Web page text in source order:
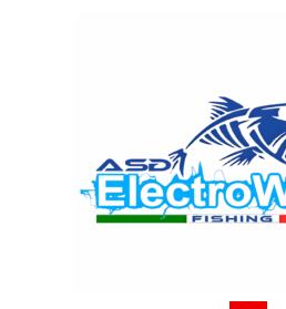
HOME ›